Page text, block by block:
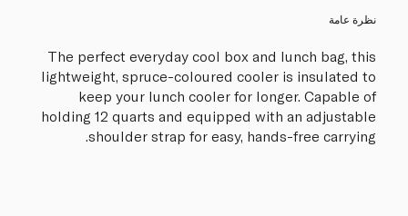
نظرة عامة
The perfect everyday cool box and lunch bag, this
lightweight, spruce-coloured cooler is insulated to
keep your lunch cooler for longer. Capable of
holding 12 quarts and equipped with an adjustable
shoulder strap for easy, hands-free carrying.